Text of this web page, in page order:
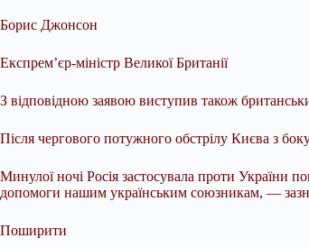
Борис Джонсон
Експрем’єр-міністр Великої Британії
З відповідною заявою виступив також
Після чергового потужного обстрілу Києва з
Минулої ночі Росія застосувала проти України
допомоги нашим українським союзникам, —
Поширити